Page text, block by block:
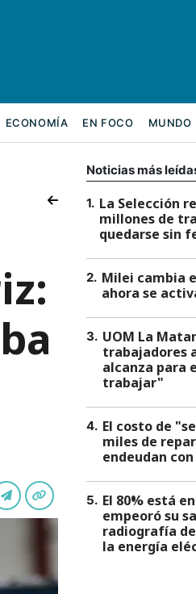
ECONOMÍA EN FOCO MUNDO
Noticias más
1. La Selección
millones de
quedarse sin
2. Milei cambia
ahora se
3. UOM La
trabajadores
alcanza para
trabajar"
4. El costo de
miles de
endeudan
5. El 80% está
empeoró su
radiografía
la energía